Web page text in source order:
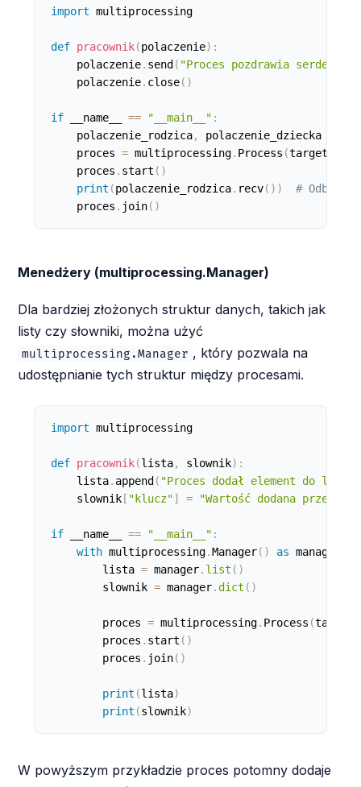
import multiprocessing
def pracownik(polaczenie) :
    polaczenie
. send ( "Proces pozdrawia
    polaczenie
. close( )
if __name__ == "__main__" :
    polaczenie_rodzica
, polaczenie_dziecka
    proces
= multiprocessing. Process (target
    proces
. start ( )
print (polaczenie_rodzica. recv( ) )
#
    proces
. join( )
Menedżery (multiprocessing.Manager)
Dla bardziej złożonych struktur danych, takich jak
listy czy słowniki, można użyć
multiprocessing.Manager , który pozwala na
udostępnianie tych struktur między procesami.
import multiprocessing
def pracownik(lista, slownik) :
    lista
. append ( "Proces dodał element do listy"
    slownik
[ "klucz"] = "Wartość dodana przez
if __name__ == "__main__" :
with multiprocessing.Manager( ) as manager
        lista
= manager. list ( )
        slownik
= manager.dict ( )
        proces
= multiprocessing. Process (target
        proces
. start ( )
        proces
. join( )
print (lista)
print (slownik)
W powyższym przykładzie proces potomny dodaje